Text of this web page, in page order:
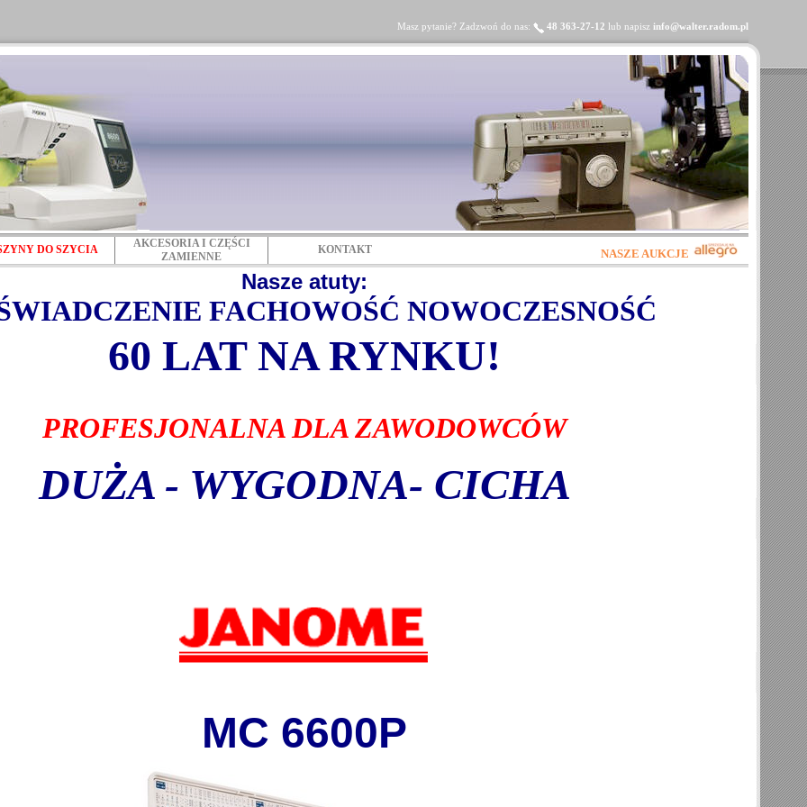
Masz pytanie? Zadzwoń do nas: 48 363-27-12 lub napisz info@walter.radom.pl
DO SZYCIA
AKCESORIA I CZĘŚCI
ZAMIENNE
KONTAKT NASZE AUKCJE
Nasze atuty:
FACHOWOŚĆ NOWOCZESNOŚĆ
60 LAT NA RYNKU!
PROFESJONALNA DLA ZAWODOWCÓW
DUŻA - WYGODNA- CICHA
MC 6600P